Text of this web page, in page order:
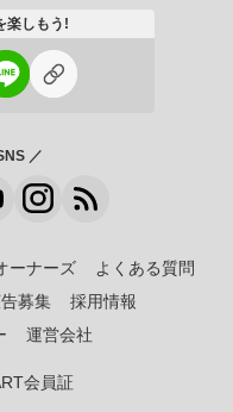
楽しもう!
／
ーナーズ
よくある質問
募集
採用情報
運営会社
会員証